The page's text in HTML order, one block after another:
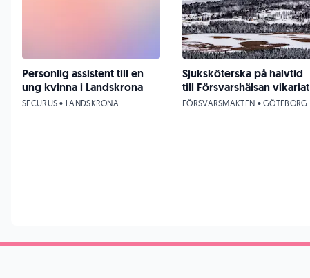
Personlig assistent till en
ung kvinna i Landskrona
SECURUS • LANDSKRONA
Sjuksköterska på halvtid
till Försvarshälsan vikariat
FÖRSVARSMAKTEN • GÖTEBORG